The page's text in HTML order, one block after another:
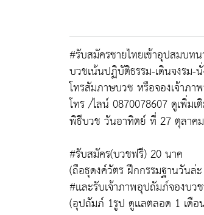
#รับสมัครชายไทยเข้าอุปสมบท
บวชเน้นปฏิบัติธรรม-เดินจงรม-
โทรสัมภาษบวช หรือจองเจ้าภา
โทร /ไลน์ 0870078607 ดูเพิ่มเ
พิธีบวช วันอาทิตย์ ที่ 27 ตุลาค
#รับสมัคร(บวชฟรี) 20 นาค
(ถือธุดงค์วัตร ฝึกกรรมฐานวันล่
#เเละรับเจ้าภาพอุปถัมภ์จองบ
(อุปถัมภ์ 1รูป ดูเเลตลอด 1 เดือ